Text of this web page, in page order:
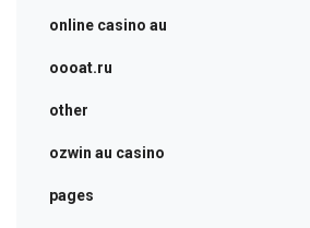
online casino au
oooat.ru
other
ozwin au casino
pages